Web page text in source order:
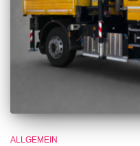
ALLGEMEIN